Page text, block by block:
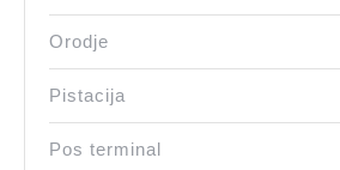
Orodje
Pistacija
Pos terminal